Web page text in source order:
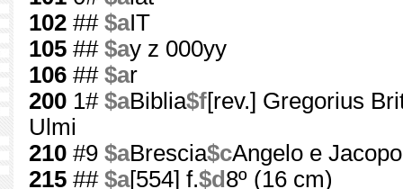
102 ## $aIT
105 ## $ay z 000yy
106 ## $ar
200 1# $aBiblia$f[rev.] Gregorius
Ulmi
210 #9 $aBrescia$cAngelo e
215 ## $a[554] f.$d 8º (16 cm)